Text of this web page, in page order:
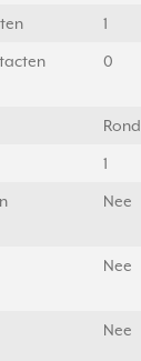
1
0
Rond
1
Nee
Nee
Nee